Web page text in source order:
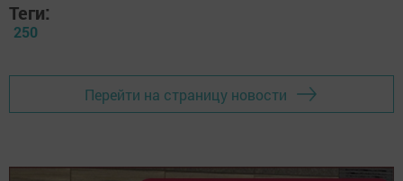
Теги:
250
Перейти на страницу новости